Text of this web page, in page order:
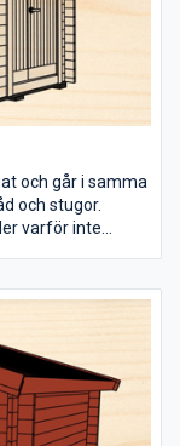
och går i samma
och stugor.
varför inte